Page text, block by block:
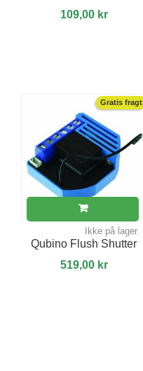
109,00 kr
Gratis fragt
Ikke på lager.
Qubino Flush Shutter
519,00 kr